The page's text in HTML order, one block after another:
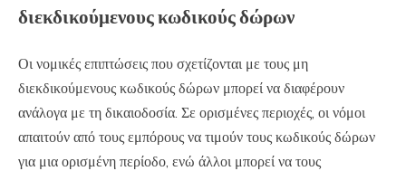
διεκδικούμενους κωδικούς δώρων
Οι νομικές επιπτώσεις που σχετίζονται με τους μη
διεκδικούμενους κωδικούς δώρων μπορεί να διαφέρουν
ανάλογα με τη δικαιοδοσία. Σε ορισμένες περιοχές, οι νόμοι
απαιτούν από τους εμπόρους να τιμούν τους κωδικούς δώρων
για μια ορισμένη περίοδο, ενώ άλλοι μπορεί να τους